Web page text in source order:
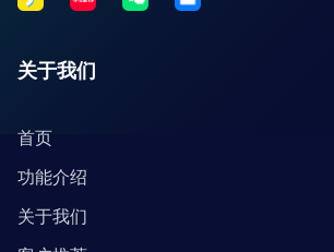
关于我们
首页
功能介绍
关于我们